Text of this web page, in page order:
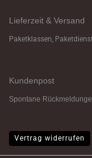
Lieferzeit & Versand
Paketklassen,
Kundenpost
Spontane
Vertrag widerrufen